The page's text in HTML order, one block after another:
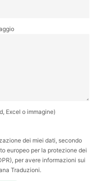
Excel o immagine)
dei miei dati, secondo
europeo per la protezione dei
per avere informazioni sui
Traduzioni.